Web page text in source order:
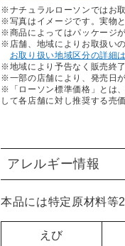
※ナチュラルローソンではお
※写真はイメージです。実物
※商品によってはパッケージ
※店舗、地域によりお取扱い
お取り扱い地域区分の詳細
※地域により予告なく販売終
※一部の店舗により、発売日
※「ローソン標準価格」とは
して各店舗に対し推奨する売
アレルギー情報
本品には特定原材料等
えび